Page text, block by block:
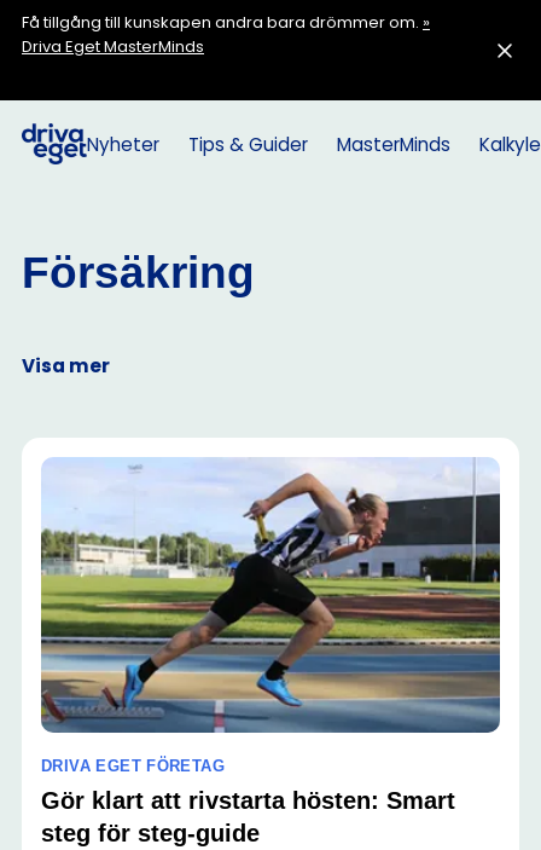
Få tillgång till kunskapen andra bara drömmer om. »
Driva Eget MasterMinds
Nyheter Tips & Guider MasterMinds
Försäkring
Visa mer
DRIVA EGET FÖRETAG
Gör klart att rivstarta hösten: Smart
steg för steg-guide